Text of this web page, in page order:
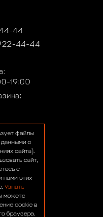
44
44-44
19:00
файлы
о
сайта).
сайт,
с
нами этих
Узнать
можете
cookie в
браузера.